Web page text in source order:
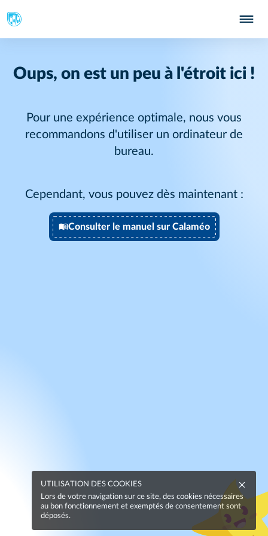
Oups, on est un peu à l'étroit ici !
Pour une expérience optimale, nous vous
recommandons d'utiliser un ordinateur de
bureau.
Cependant, vous pouvez dès maintenant :
Consulter le manuel sur Calaméo
UTILISATION DES COOKIES
Lors de votre navigation sur ce site, des cookies nécessaires
au bon fonctionnement et exemptés de consentement sont
déposés.